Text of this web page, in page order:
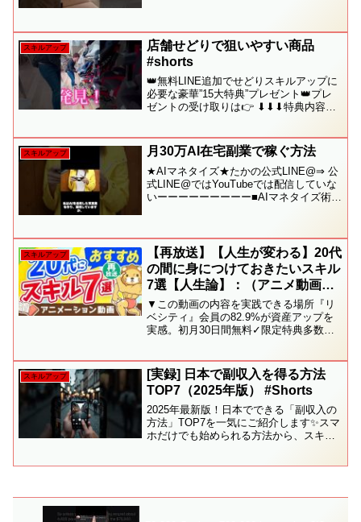
スキルアップ
店舗せどりで狙いやすい商品
#shorts
👑無料LINE追加でせどりスキルアップに
必要な豪華”15大特典”プレゼント👑プレ
ゼントの受け取りは👉 ⬇︎⬇︎⬇︎特典内容の
達成した方法〜✅［2］メルカリ在...
スキルアップ 月30万AI在宅副業で稼ぐ方法
★AIマネタイズ★たかの公式LINE@⇒ 公
式LINE@ではYouTubeでは配信していな
いーーーーーーーーー■AIマネタイズ術■
録特典有り】たかが AIマネタイズ...
スキルアップ
【再放送】【人生が変わる】20代
の間に身につけておきたいスキル
7選【人生論】：（アニメ動画）
第196回
▼この動画の内容を実践できる場所『リ
ベシティ』会員の82.9%が資産アップを
実感。初月30日間無料✓限定特典多数
相談、リアルのコワーキングスペース利
用、お仕事マッチング...
スキルアップ
[実録] 日本で副収入を得る方法
TOP7（2025年版） #Shorts
2025年最新版！日本でできる「副収入の
方法」TOP7を一気にご紹介します✨スマ
ホだけでも始められる方法から、スキル